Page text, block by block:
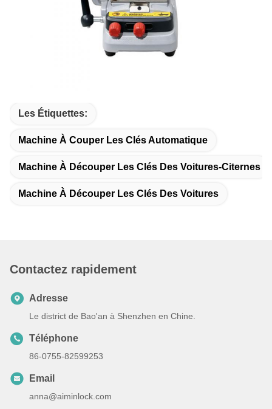
Les Étiquettes:
Machine À Couper Les Clés Automatique
Machine À Découper Les Clés Des Voitures-Citernes
Machine À Découper Les Clés Des Voitures
Contactez rapidement
Adresse
Le district de Bao'an à Shenzhen en Chine.
Téléphone
86-0755-82599253
Email
anna@aiminlock.com